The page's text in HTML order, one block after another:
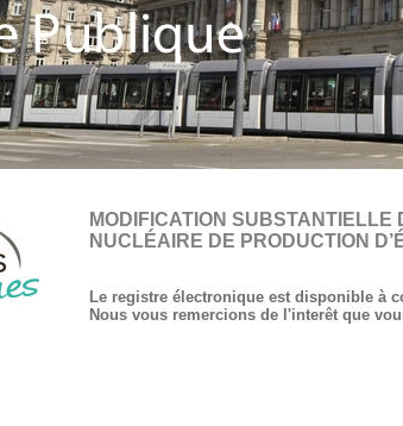
MODIFICATION
NUCLÉAIRE DE PRODUCTION
Le registre électronique est disponible à
Nous vous remercions de l'interêt que